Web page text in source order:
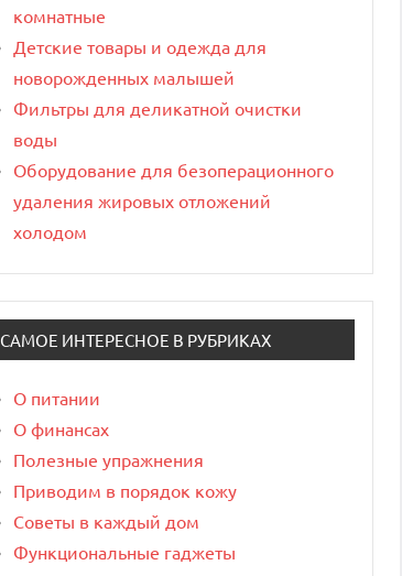
комнатные
Детские товары и одежда для
новорожденных малышей
Фильтры для деликатной очистки
воды
Оборудование для безоперационного
удаления жировых отложений
холодом
САМОЕ ИНТЕРЕСНОЕ В РУБРИКАХ
О питании
О финансах
Полезные упражнения
Приводим в порядок кожу
Советы в каждый дом
Функциональные гаджеты